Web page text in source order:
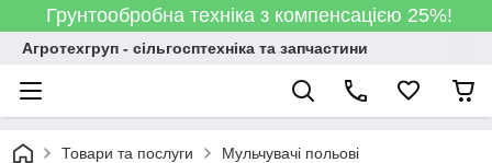
Грунтообробна техніка з компенсацією 25%!
Агротехгруп - сільгосптехніка та запчастини
Товари та послуги Мульчувачі польові